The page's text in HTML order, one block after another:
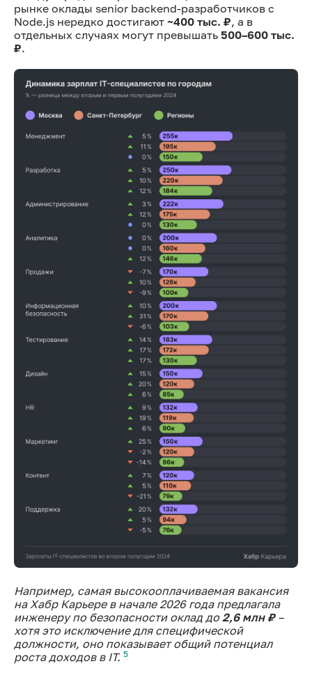
рынке оклады senior backend-разработчиков с
Node.js нередко достигают ~400 тыс. ₽, а в
отдельных случаях могут превышать 500–600 тыс.
₽.
Например, самая высокооплачиваемая вакансия
на Хабр Карьере в начале 2026 года предлагала
инженеру по безопасности оклад до2,6 млн ₽–
хотя это исключение для специфической
должности, оно показывает общий потенциал
роста доходов в IT. 5